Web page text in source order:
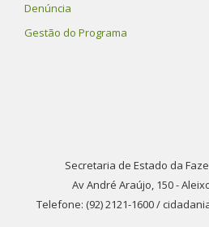
Denúncia
Gestão do Programa
Secretaria de Estado da
Av André Araújo, 150 -
Telefone: (92) 2121-1600 /